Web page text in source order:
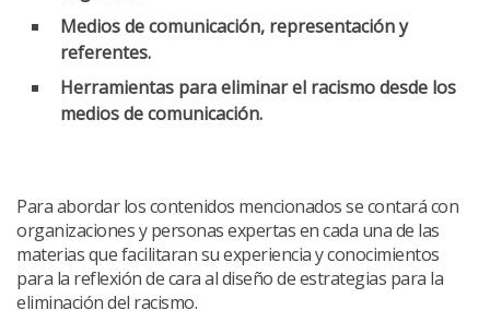
Medios de comunicación, representación y
referentes.
Herramientas para eliminar el racismo desde los
medios de comunicación.
Para abordar los contenidos mencionados se contará con
organizaciones y personas expertas en cada una de las
materias que facilitaran su experiencia y conocimientos
para la reflexión de cara al diseño de estrategias para la
eliminación del racismo.